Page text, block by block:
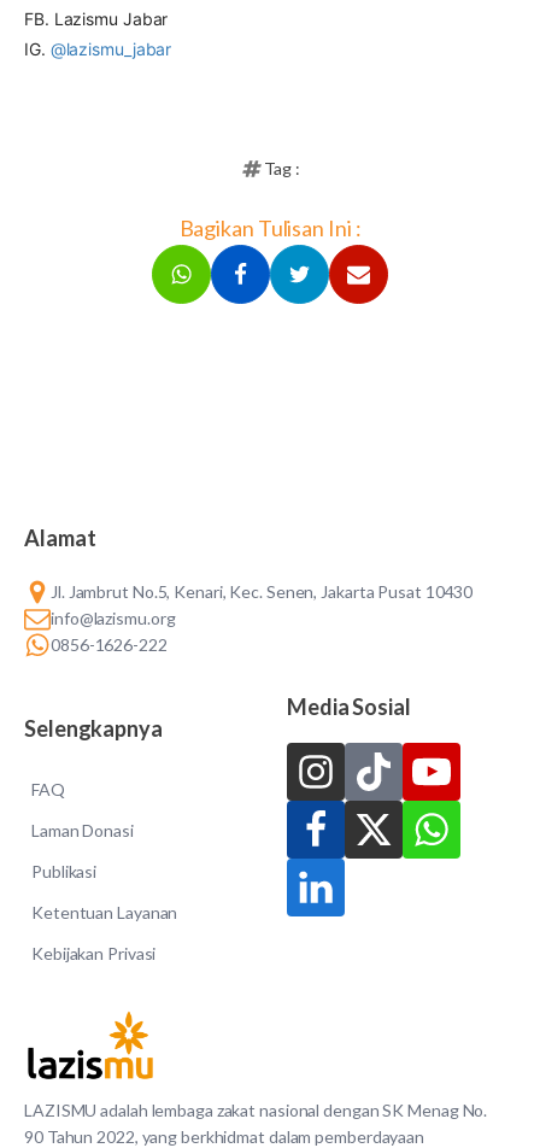
FB. Lazismu Jabar
IG. @lazismu_jabar
Tag :
Bagikan Tulisan Ini :
LAZISMU adalah lembaga zakat nasional dengan SK Menag No.
90 Tahun 2022, yang berkhidmat dalam pemberdayaan
Alamat
Jl. Jambrut No.5, Kenari, Kec. Senen, Jakarta Pusat 10430
info@lazismu.org
0856-1626-222
Selengkapnya
FAQ
Laman Donasi
Publikasi
Ketentuan Layanan
Kebijakan Privasi
Media Sosial